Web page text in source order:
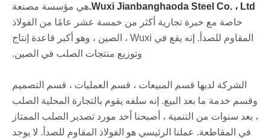
Wuxi Jianbanghaoda Steel Co. ، Ltd. هي مؤسسة مصنعة
خاصة مع خبرة تجارية أكثر من خمسة عشر عامًا من الفولاذ
المقاوم للصدأ. إنه يقع في Wuxi ، الصين ، وهو أكبر قاعدة إنتاج
وتوزيع منتجات الصلب في الصين.
الشركة لديها قسم المبيعات ، قسم العمليات ، قسم التصميم
وقسم خدمة ما بعد البيع. إنه سلفه يقوم بالتجارة المحلية الصلب
، بعد سنوات من التنمية ، أصبحنا أحد مورد تصدير الصلب الممتاز
في المقاطعة. عملنا الرئيسي هو الفولاذ المقاوم للصدأ. لا يوجد